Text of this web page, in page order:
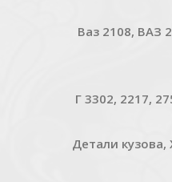
Ваз 2108, ВАЗ
Г 3302, 2217,
Детали